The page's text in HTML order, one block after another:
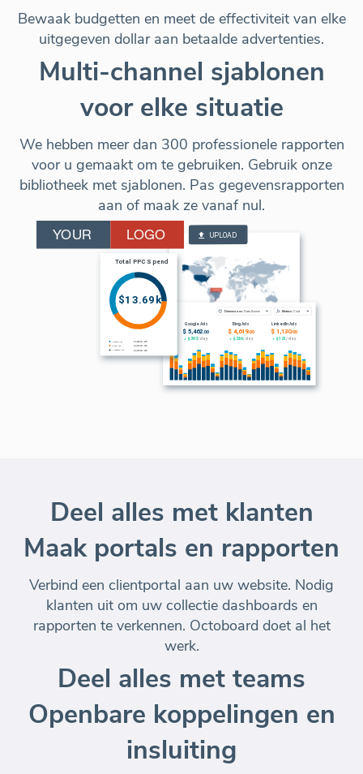
Bewaak budgetten en meet de effectiviteit van elke
uitgegeven dollar aan betaalde advertenties.
Multi-channel sjablonen
voor elke situatie
We hebben meer dan 300 professionele rapporten
voor u gemaakt om te gebruiken. Gebruik onze
bibliotheek met sjablonen. Pas gegevensrapporten
aan of maak ze vanaf nul.
Deel alles met klanten
Maak portals en rapporten
Verbind een clientportal aan uw website. Nodig
klanten uit om uw collectie dashboards en
rapporten te verkennen. Octoboard doet al het
werk.
Deel alles met teams
Openbare koppelingen en
insluiting